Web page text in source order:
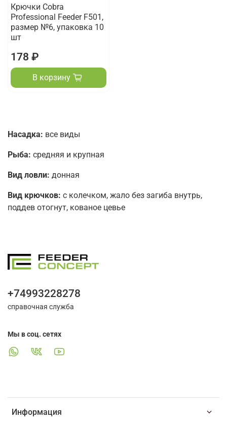
Крючки Cobra
Professional Feeder F501,
размер №6, упаковка 10
шт
178 ₽
В корзину
Насадка: все виды
Рыба: средняя и крупная
Вид ловли: донная
Вид крючков: с колечком, жало без загиба внутрь,
поддев отогнут, кованое цевье
Информация
+74993228278
справочная служба
Мы в соц. сетях